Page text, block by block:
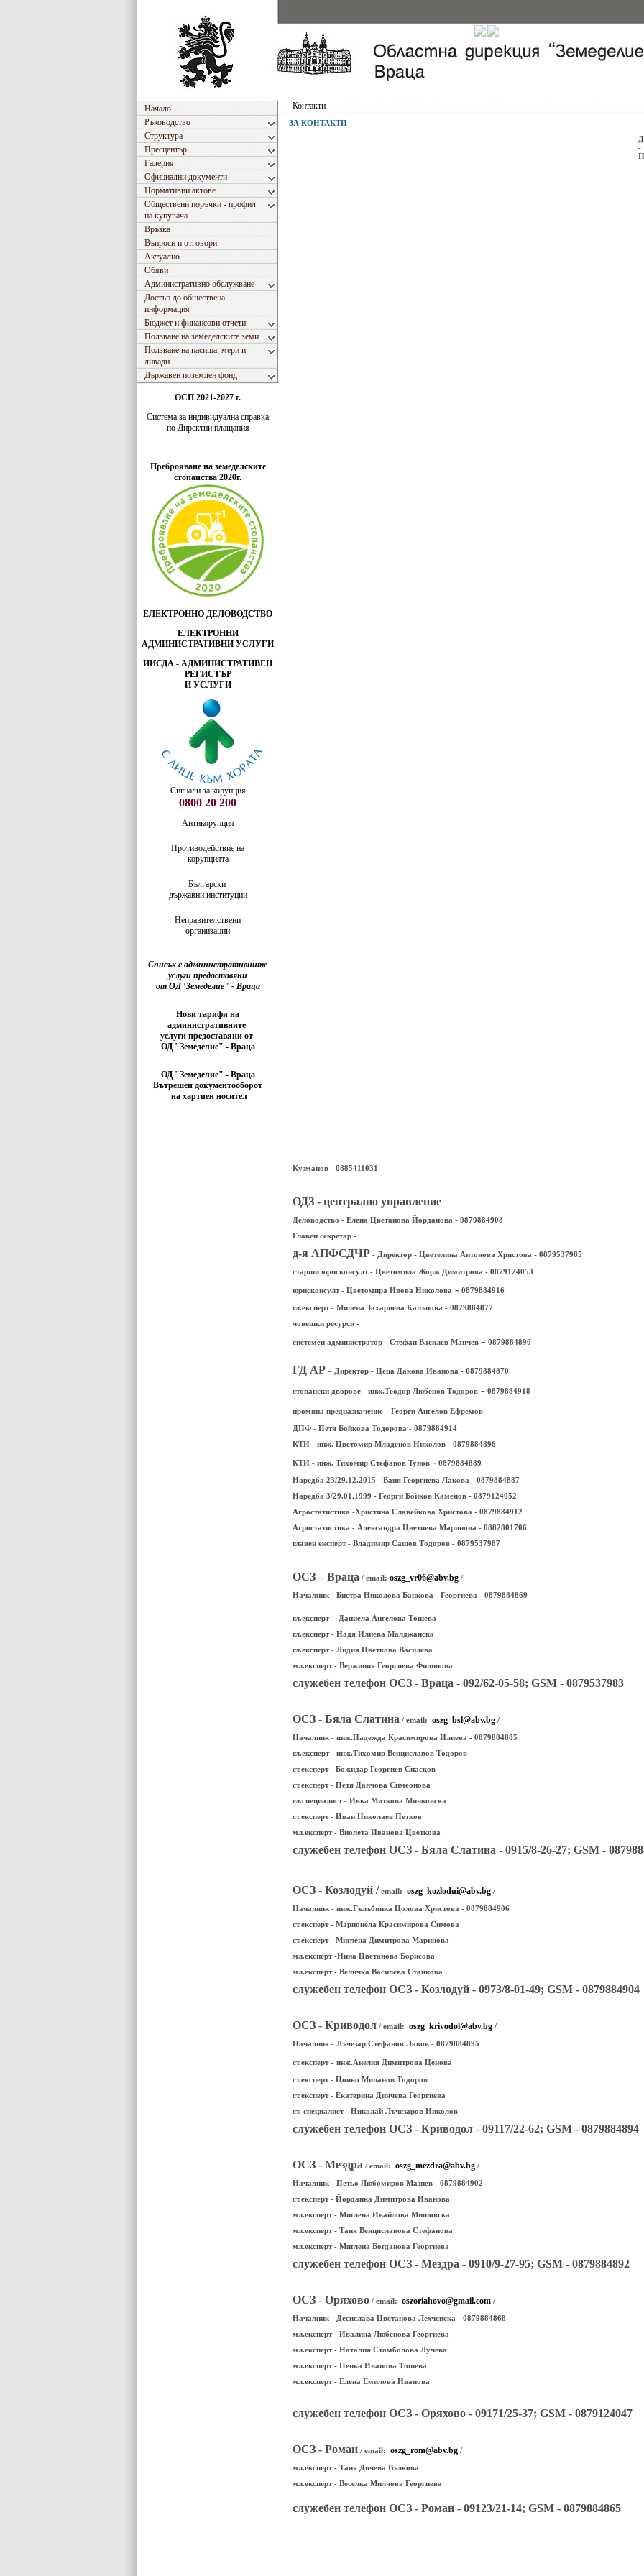
Начало
Ръководство
Структура
Пресцентър
Галерия
Официални документи
Нормативни актове
Обществени поръчки - профил
на купувача
Връзка
Въпроси и отговори
Актуално
Обяви
Административно обслужване
Достъп до обществена
информация
Бюджет и финансови отчети
Ползване на земеделските земи
Ползване на пасища, мери и
ливади
Държавен поземлен фонд
ОСП 2021-2027 г.
Система за индивидуaлна справка
по Директни плащания
Преброяване на земеделските
стопанства 2020г.
ЕЛЕКТРОННО ДЕЛОВОДСТВО
ЕЛЕКТРОННИ
АДМИНИСТРАТИВНИ УСЛУГИ
ИИСДА - АДМИНИСТРАТИВЕН
РЕГИСТЪР
И УСЛУГИ
Сигнали за корупция
0800 20 200
Антикорупция
Противодействие на
корупцията
Български
държавни институции
Неправителствени
организации
Списък с административните
услуги предоставяни
от ОД"Земеделие" - Враца
Нови тарифи на
административните
услуги предоставяни от
ОД "Земеделие" - Враца
ОД "Земеделие" - Враца
Вътрешен документооборот
на хартиен носител
Контакти
ЗА КОНТАКТИ
-
Кузманов - 0885411031
ОДЗ - централно управление
Деловодство - Елена Цветанова Йорданова - 0879884908
Главен секретар -
д-я АПФСДЧР - Директор - Цветелина Антонова Христова - 0879537985
старши юрисконсулт - Цветомила Жорж Димитрова - 0879124053
юрисконсулт - Цветомира Ивова Николова - 0879884916
гл.експерт - Милена Захариева Калъпова - 0879884877
човешки ресурси -
системен администратор - Стефан Василев Манчев - 0879884890
ГД АР – Директор - Цеца Дакова Иванова - 0879884870
стопански дворове - инж.Теодор Любенов Тодоров - 0879884918
промяна предназначение - Георги Ангелов Ефремов
ДПФ - Петя Бойкова Тодорова - 0879884914
КТИ - инж. Цветомир Младенов Николов - 0879884896
КТИ - инж. Тихомир Стефанов Тунов - 0879884889
Наредба 23/29.12.2015 - Ваня Георгиева Лакова - 0879884887
Наредба 3/29.01.1999 - Георги Бойков Каменов - 0879124052
Агростатистика -Христина Славейкова Христова - 0879884912
Агростатистика - Александра Цветиева Маринова - 0882801706
главен експерт - Владимир Сашов Тодоров - 0879537987
ОСЗ – Враца / email: oszg_vr06@abv.bg /
Началник - Бистра Николова Банкова - Георгиева - 0879884869
гл.експерт - Даниела Ангелова Тошева
гл.експерт - Надя Илиева Малджанска
гл.експерт - Лидия Цветкова Василева
мл.експерт - Вержиния Георгиева Филипова
служебен телефон ОСЗ - Враца - 092/62-05-58; GSM - 0879537983
ОСЗ - Бяла Слатина / email: oszg_bsl@abv.bg /
Началник - инж.Надежда Красимирова Илиева - 0879884885
гл.експерт - инж.Тихомир Венциславов Тодоров
ст.експерт - Божидар Георгиев Спасков
ст.експерт - Петя Данчова Симеонова
гл.специалист - Ивка Миткова Минковска
ст.експерт - Иван Николаев Петков
мл.експерт - Виолета Иванова Цветкова
служебен телефон ОСЗ - Бяла Слатина - 0915/8-26-27; GSM -
ОСЗ - Козлодуй / email: oszg_kozlodui@abv.bg /
Началник - инж.Гълъбинка Цолова Христова - 0879884906
ст.експерт - Марионела Красимирова Симова
ст.експерт - Миглена Димитрова Маринова
мл.експерт -Нина Цветанова Борисова
мл.експерт - Величка Василева Станкова
служебен телефон ОСЗ - Козлодуй - 0973/8-01-49; GSM - 0879884904
ОСЗ - Криводол / email: oszg_krivodol@abv.bg /
Началник - Лъчезар Стефанов Лаков - 0879884895
ст.експерт - инж.Анелия Димитрова Ценова
ст.експерт - Цоньо Миланов Тодоров
ст.експерт - Екатерина Динчева Георгиева
ст. специалист - Николай Лъчезаров Николов
служебен телефон ОСЗ - Криводол - 09117/22-62; GSM - 0879884894
ОСЗ - Мездра / email: oszg_mezdra@abv.bg /
Началник - Петьо Любомиров Мазнев - 0879884902
ст.експерт - Йорданка Димитрова Иванова
мл.експерт - Миглена Ивайлова Мишовска
мл.експерт - Таня Венциславова Стефанова
мл.експерт - Миглена Богданова Георгиева
служебен телефон ОСЗ - Мездра - 0910/9-27-95; GSM - 0879884892
ОСЗ - Оряхово / email: oszoriahovo@gmail.com /
Началник - Десислава Цветанова Лехчевска - 0879884868
мл.експерт - Ивалина Любенова Георгиева
мл.експерт - Наталия Стамболова Лучева
мл.експерт - Пенка Иванова Тошева
мл.експерт - Елена Емилова Иванова
служебен телефон ОСЗ - Оряхово - 09171/25-37; GSM - 0879124047
ОСЗ - Роман / email: oszg_rom@abv.bg /
мл.експерт - Таня Дичева Вълкова
мл.експерт - Веселка Милчова Георгиева
служебен телефон ОСЗ - Роман - 09123/21-14; GSM - 0879884865